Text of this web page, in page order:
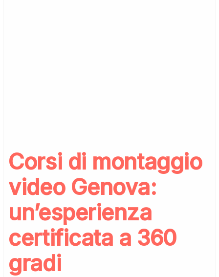
Corsi di montaggio
video Genova:
un’esperienza
certificata a 360
gradi